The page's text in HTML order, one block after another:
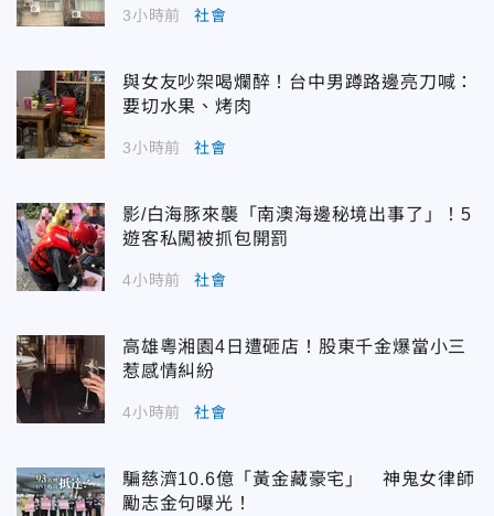
3小時前 社會
與女友吵架喝爛醉！台中男蹲路邊亮刀喊：
要切水果、烤肉
3小時前 社會
影/白海豚來襲「南澳海邊秘境出事了」！5
遊客私闖被抓包開罰
4小時前 社會
高雄粵湘園4日遭砸店！股東千金爆當小三
惹感情糾紛
4小時前 社會
騙慈濟10.6億「黃金藏豪宅」 神鬼女律師
勵志金句曝光！